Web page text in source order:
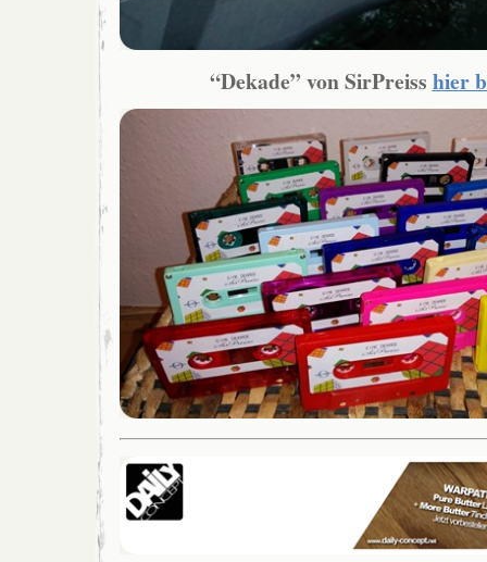
“Dekade” von SirPreiss hier